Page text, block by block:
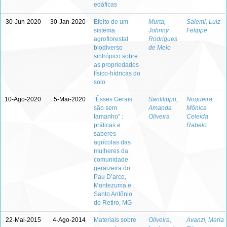
edáficas
30-Jun-2020 30-Jan-2020
Efeito de um
sistema
agroflorestal
biodiverso
sintrópico sobre
as propriedades
físico-hídricas do
solo
Murta,
Johnny
Rodrigues
de Melo
Salemi, Luiz
Felippe
10-Ago-2020 5-Mai-2020
“Êsses Gerais
são sem
tamanho” :
práticas e
saberes
agrícolas das
mulheres da
comunidade
geraizeira do
Pau D’arco,
Montezuma e
Santo Antônio
do Retiro, MG
Sanfilippo,
Amanda
Oliveira
Nogueira,
Mônica
Celeida
Rabelo
22-Mai-2015 4-Ago-2014
Materiais sobre
Oliveira,
Avanzi, Maria